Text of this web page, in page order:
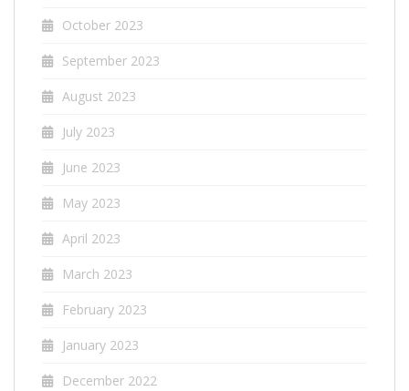
October 2023
September 2023
August 2023
July 2023
June 2023
May 2023
April 2023
March 2023
February 2023
January 2023
December 2022